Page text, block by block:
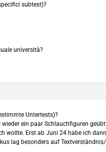
subtest)?
università?
Untertests)?
ein paar Schlauchfiguren
Erst ab Juni 24 habe ich
lag besonders auf